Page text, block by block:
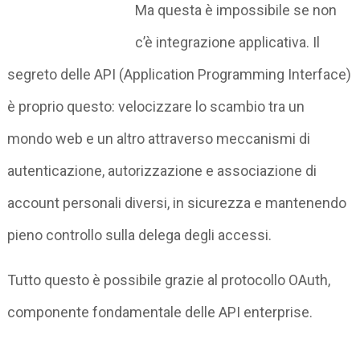
Ma questa è impossibile se non
c’è integrazione applicativa. Il
segreto delle API (Application Programming Interface)
è proprio questo: velocizzare lo scambio tra un
mondo web e un altro attraverso meccanismi di
autenticazione, autorizzazione e associazione di
account personali diversi, in sicurezza e mantenendo
pieno controllo sulla delega degli accessi.
Tutto questo è possibile grazie al protocollo OAuth,
componente fondamentale delle API enterprise.